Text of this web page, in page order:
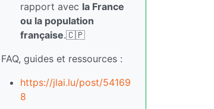
rapport avec la France
ou la population
française.🇨🇵
FAQ, guides et ressources :
https://jlai.lu/post/54169
8